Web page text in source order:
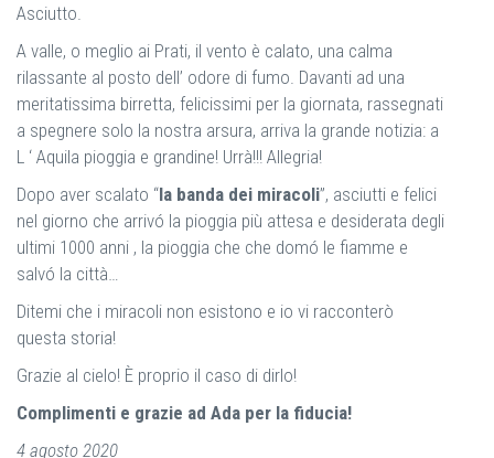
Asciutto.
A valle, o meglio ai Prati, il vento è calato, una calma
rilassante al posto dell’ odore di fumo. Davanti ad una
meritatissima birretta, felicissimi per la giornata, rassegnati
a spegnere solo la nostra arsura, arriva la grande notizia: a
L ‘ Aquila pioggia e grandine! Urrà!!! Allegria!
Dopo aver scalato “la banda dei miracoli”, asciutti e felici
nel giorno che arrivó la pioggia più attesa e desiderata degli
ultimi 1000 anni , la pioggia che che domó le fiamme e
salvó la città…
Ditemi che i miracoli non esistono e io vi racconterò
questa storia!
Grazie al cielo! È proprio il caso di dirlo!
Complimenti e grazie ad Ada per la fiducia!
4 agosto 2020